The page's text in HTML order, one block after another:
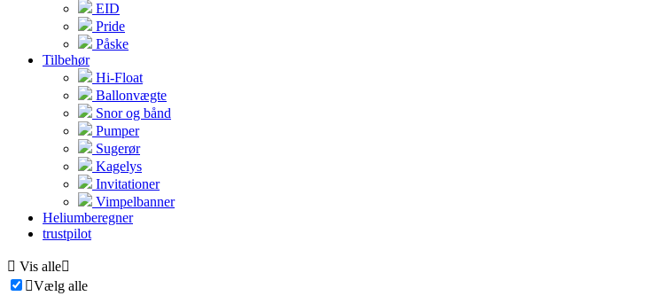
EID
Pride
Påske
Tilbehør
Hi-Float
Ballonvægte
Snor og bånd
Pumper
Sugerør
Kagelys
Invitationer
Vimpelbanner
Heliumberegner
trustpilot
 Vis alle
Vælg alle